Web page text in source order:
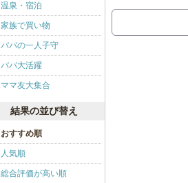
温泉・宿泊
家族で買い物
パパの一人子守
パパ大活躍
ママ友大集合
結果の並び替え
おすすめ順
人気順
総合評価が高い順